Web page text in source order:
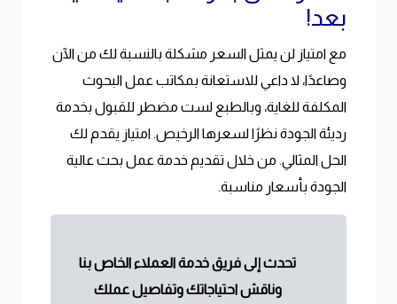
بعد!
مع امتياز لن يمثل السعر مشكلة بالنسبة لك من الآن
وصاعدًا، لا داعي للاستعانة بمكاتب عمل البحوث
المكلفة للغاية، وبالطبع لست مضطر للقبول بخدمة
رديئة الجودة نظرًا لسعرها الرخيص. امتياز يقدم لك
الحل المثالي. من خلال تقديم خدمة عمل بحث عالية
الجودة بأسعار مناسبة.
تحدث إلى فريق خدمة العملاء الخاص بنا
وناقش احتياجاتك وتفاصيل عملك